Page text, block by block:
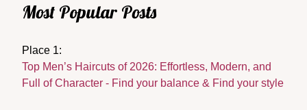
Most Popular Posts
Place 1:
Top Men’s Haircuts of 2026: Effortless, Modern, and
Full of Character - Find your balance & Find your style